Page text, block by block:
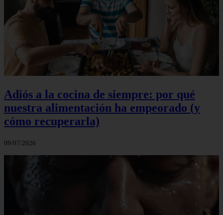
Adiós a la cocina de siempre: por qué
nuestra alimentación ha empeorado (y
cómo recuperarla)
09/07/2026